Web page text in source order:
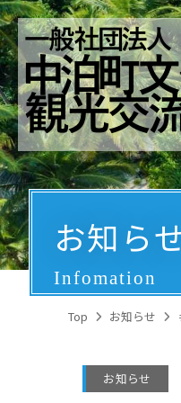
お知ら
Infomation
Top お知らせ
お知らせ